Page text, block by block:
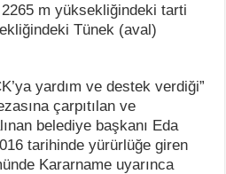
m yüksekliğindeki tarti
Tünek (aval)
yardım ve destek verdiği”
çarpıtılan ve
belediye başkanı Eda
tarihinde yürürlüğe giren
Kararname uyarınca